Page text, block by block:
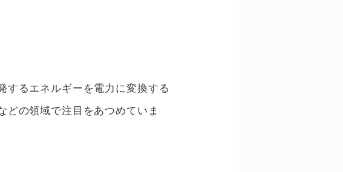
するエネルギーを電力に変換する
どの領域で注目をあつめていま